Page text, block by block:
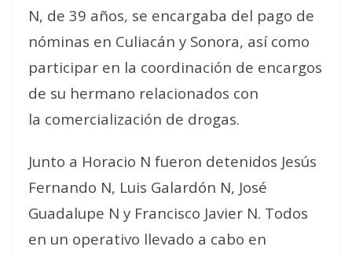
N, de 39 años, se encargaba del pago de
nóminas en Culiacán y Sonora, así como
participar en la coordinación de encargos
de su hermano relacionados con
la comercialización de drogas.
Junto a Horacio N fueron detenidos Jesús
Fernando N, Luis Galardón N, José
Guadalupe N y Francisco Javier N. Todos
en un operativo llevado a cabo en